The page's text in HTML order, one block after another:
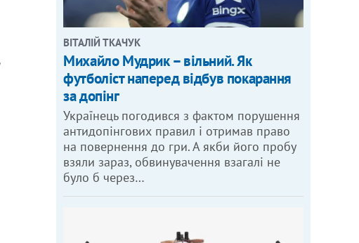
ВІТАЛІЙ ТКАЧУК
Михайло Мудрик – вільний. Як
футболіст наперед відбув покарання
за допінг
Українець погодився з фактом порушення
антидопінгових правил і отримав право
на повернення до гри. А якби його пробу
взяли зараз, обвинувачення взагалі не
було б через…